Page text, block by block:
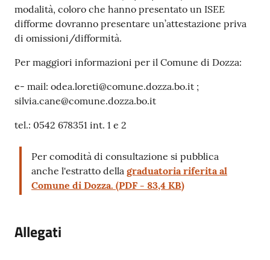
modalità, coloro che hanno presentato un ISEE
difforme dovranno presentare un’attestazione priva
di omissioni/difformità.
Per maggiori informazioni per il Comune di Dozza:
e- mail: odea.loreti@comune.dozza.bo.it ;
silvia.cane@comune.dozza.bo.it
tel.: 0542 678351 int. 1 e 2
Per comodità di consultazione si pubblica
anche l'estratto della graduatoria riferita al
Comune di Dozza. (PDF - 83,4 KB)
Allegati